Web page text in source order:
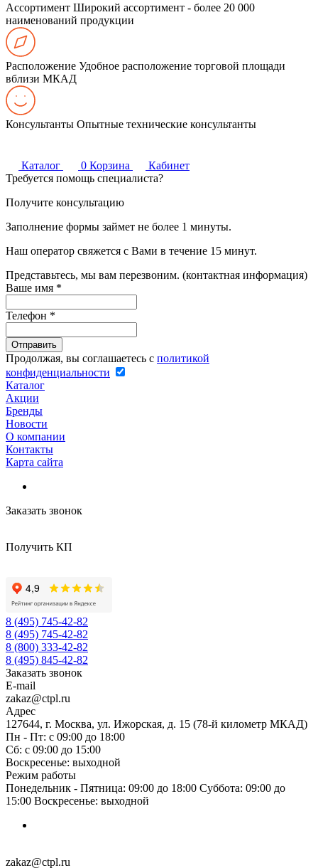
Ассортимент Широкий ассортимент - более 20 000
наименований продукции
Расположение Удобное расположение торговой площади
вблизи МКАД
Консультанты Опытные технические консультанты
Каталог 0 Корзина
Кабинет
Требуется помощь специалиста?
Получите консультацию
Заполнение формы займет не более 1 минуты.
Наш оператор свяжется с Вами в течение 15 минут.
Представьтесь, мы вам перезвоним. (контактная информация)
Ваше имя *
Телефон *
Продолжая, вы соглашаетесь с политикой
конфиденциальности
Каталог
Акции
Бренды
Новости
О компании
Контакты
Карта сайта
Заказать звонок
Получить КП
8 (495) 745-42-82
8 (495) 745-42-82
8 (800) 333-42-82
8 (495) 845-42-82
Заказать звонок
E-mail
zakaz@ctpl.ru
Адрес
127644, г. Москва, ул. Ижорская, д. 15 (78-й километр МКАД)
Пн - Пт: с 09:00 до 18:00
Сб: с 09:00 до 15:00
Воскресенье: выходной
Режим работы
Понедельник - Пятница: 09:00 до 18:00 Суббота: 09:00 до
15:00 Воскресенье: выходной
zakaz@ctpl.ru